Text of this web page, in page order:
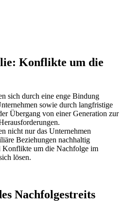
Konflikte um die
sich durch eine enge Bindung
sowie durch langfristige
Übergang von einer Generation zur
nicht nur das Unternehmen
Beziehungen nachhaltig
Konflikte um die Nachfolge im
lösen.
Nachfolgestreits